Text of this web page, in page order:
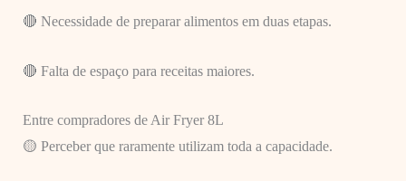
🔴 Necessidade de preparar alimentos em duas etapas.
🔴 Falta de espaço para receitas maiores.
Entre compradores de Air Fryer 8L
🟡 Perceber que raramente utilizam toda a capacidade.